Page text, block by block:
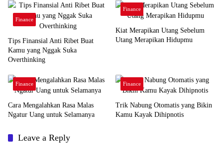
Finance
Tips Finansial Anti Ribet Buat
Kamu yang Nggak Suka
Overthinking
Finance
Kiat Merapikan Utang Sebelum
Utang Merapikan Hidupmu
Finance
Cara Mengalahkan Rasa Malas
Ngatur Uang untuk Selamanya
Finance
Trik Nabung Otomatis yang Bikin
Kamu Kayak Dihipnotis
Leave a Reply